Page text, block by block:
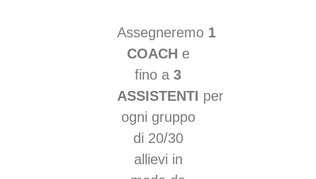
Assegneremo 1
COACH e
fino a 3
ASSISTENTI per
ogni gruppo
di 20/30
allievi in